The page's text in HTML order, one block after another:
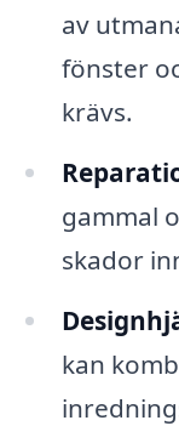
av
fönster
krävs.
gammal
skador
kan